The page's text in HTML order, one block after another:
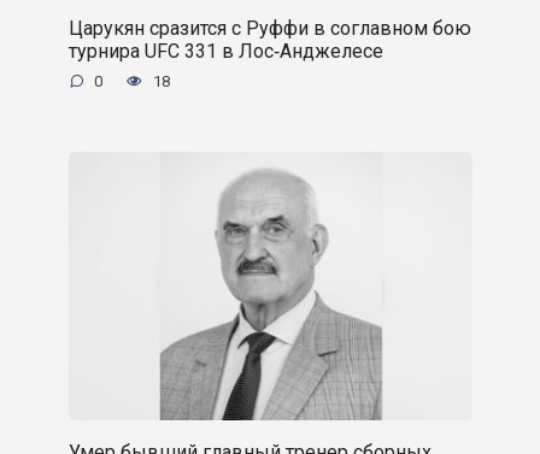
Царукян сразится с Руффи в соглавном бою
турнира UFC 331 в Лос‑Анджелесе
0 18